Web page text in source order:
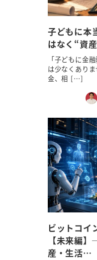
子どもに本
はなく“資
「子どもに金
は少なくあり
金、相 […]
ビットコイ
【未来編
産・生活…